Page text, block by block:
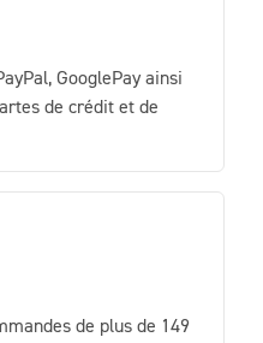
GooglePay ainsi
de crédit et de
de plus de 149